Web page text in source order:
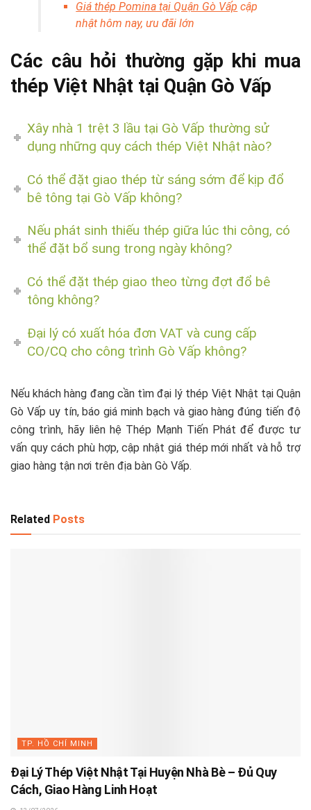
Giá thép Pomina tại Quận Gò Vấp cập
nhật hôm nay, ưu đãi lớn
Các câu hỏi thường gặp khi mua
thép Việt Nhật tại Quận Gò Vấp
Xây nhà 1 trệt 3 lầu tại Gò Vấp thường sử
dụng những quy cách thép Việt Nhật nào?
Có thể đặt giao thép từ sáng sớm để kịp đổ
bê tông tại Gò Vấp không?
Nếu phát sinh thiếu thép giữa lúc thi công, có
thể đặt bổ sung trong ngày không?
Có thể đặt thép giao theo từng đợt đổ bê
tông không?
Đại lý có xuất hóa đơn VAT và cung cấp
CO/CQ cho công trình Gò Vấp không?
Nếu khách hàng đang cần tìm đại lý thép Việt Nhật tại Quận
Gò Vấp uy tín, báo giá minh bạch và giao hàng đúng tiến độ
công trình, hãy liên hệ Thép Mạnh Tiến Phát để được tư
vấn quy cách phù hợp, cập nhật giá thép mới nhất và hỗ trợ
giao hàng tận nơi trên địa bàn Gò Vấp.
Related Posts
TP. HỒ CHÍ MINH
Đại Lý Thép Việt Nhật Tại Huyện Nhà Bè – Đủ Quy
Cách, Giao Hàng Linh Hoạt